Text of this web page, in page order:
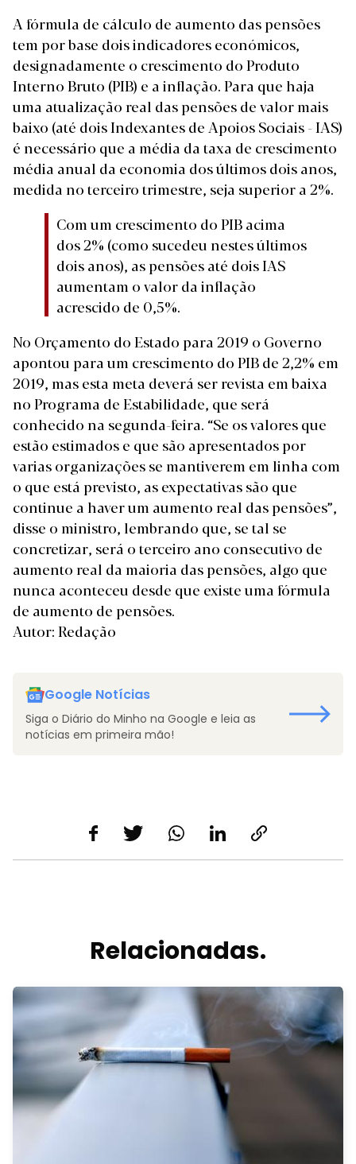
A fórmula de cálculo de aumento das pensões
tem por base dois indicadores económicos,
designadamente o crescimento do Produto
Interno Bruto (PIB) e a inflação. Para que haja
uma atualização real das pensões de valor mais
baixo (até dois Indexantes de Apoios Sociais - IAS)
é necessário que a média da taxa de crescimento
média anual da economia dos últimos dois anos,
medida no terceiro trimestre, seja superior a 2%.
Com um crescimento do PIB acima
dos 2% (como sucedeu nestes últimos
dois anos), as pensões até dois IAS
aumentam o valor da inflação
acrescido de 0,5%.
No Orçamento do Estado para 2019 o Governo
apontou para um crescimento do PIB de 2,2% em
2019, mas esta meta deverá ser revista em baixa
no Programa de Estabilidade, que será
conhecido na segunda-feira. “Se os valores que
estão estimados e que são apresentados por
varias organizações se mantiverem em linha com
o que está previsto, as expectativas são que
continue a haver um aumento real das pensões”,
disse o ministro, lembrando que, se tal se
concretizar, será o terceiro ano consecutivo de
aumento real da maioria das pensões, algo que
nunca aconteceu desde que existe uma fórmula
de aumento de pensões.
Autor: Redação
Google Notícias
Siga o Diário do Minho na Google e leia as
notícias em primeira mão!
Relacionadas.